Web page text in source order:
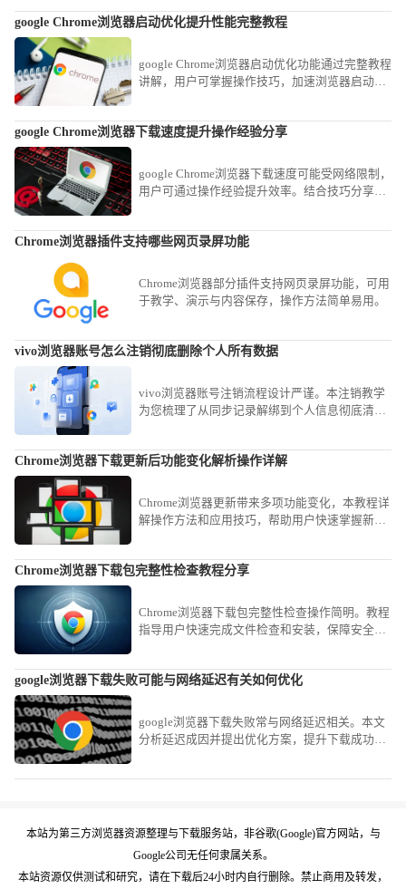
google Chrome浏览器启动优化提升性能完整教程
google Chrome浏览器启动优化功能通过完整教程
讲解，用户可掌握操作技巧，加速浏览器启动速
google Chrome浏览器下载速度提升操作经验分享
google Chrome浏览器下载速度可能受网络限制，
用户可通过操作经验提升效率。结合技巧分享，
Chrome浏览器插件支持哪些网页录屏功能
Chrome浏览器部分插件支持网页录屏功能，可用
于教学、演示与内容保存，操作方法简单易用。
vivo浏览器账号怎么注销彻底删除个人所有数据
vivo浏览器账号注销流程设计严谨。本注销教学
为您梳理了从同步记录解绑到个人信息彻底清空
Chrome浏览器下载更新后功能变化解析操作详解
Chrome浏览器更新带来多项功能变化，本教程详
解操作方法和应用技巧，帮助用户快速掌握新版
Chrome浏览器下载包完整性检查教程分享
Chrome浏览器下载包完整性检查操作简明。教程
指导用户快速完成文件检查和安装，保障安全，
google浏览器下载失败可能与网络延迟有关如何优化
google浏览器下载失败常与网络延迟相关。本文
分析延迟成因并提出优化方案，提升下载成功率
本站为第三方浏览器资源整理与下载服务站，非谷歌(Google)官方网站，与
Google公司无任何隶属关系。
本站资源仅供测试和研究，请在下载后24小时内自行删除。禁止商用及转发，